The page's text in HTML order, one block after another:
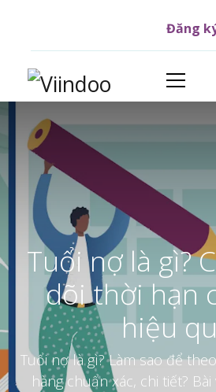
Đăng
Tuổi nợ là gì?
dõi thời hạn
hiệu
Tuổi nợ là gì? Làm sao để
hàng chuẩn xác, chi tiết?